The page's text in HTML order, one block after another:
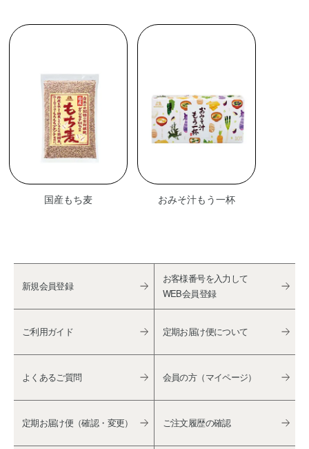
国産もち麦 おみそ汁もう一杯
新規会員登録
お客様番号を入力して
WEB会員登録
ご利用ガイド 定期お届け便について
よくあるご質問 会員の方（マイページ）
定期お届け便（確認・変更） ご注文履歴の確認